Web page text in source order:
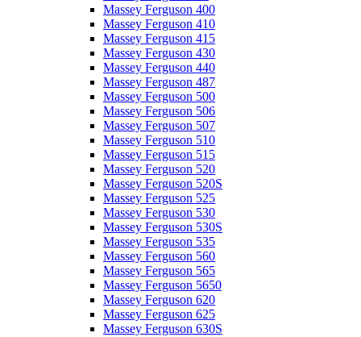
Massey Ferguson 400
Massey Ferguson 410
Massey Ferguson 415
Massey Ferguson 430
Massey Ferguson 440
Massey Ferguson 487
Massey Ferguson 500
Massey Ferguson 506
Massey Ferguson 507
Massey Ferguson 510
Massey Ferguson 515
Massey Ferguson 520
Massey Ferguson 520S
Massey Ferguson 525
Massey Ferguson 530
Massey Ferguson 530S
Massey Ferguson 535
Massey Ferguson 560
Massey Ferguson 565
Massey Ferguson 5650
Massey Ferguson 620
Massey Ferguson 625
Massey Ferguson 630S